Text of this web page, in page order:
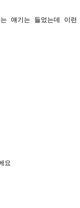
는 얘기는 들었는데
요